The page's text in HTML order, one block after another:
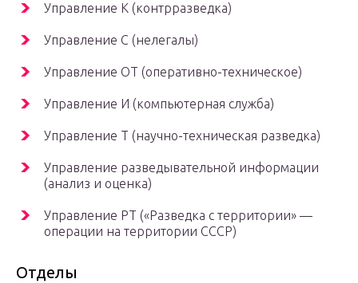
Управление К (контрразведка)
Управление С (нелегалы)
Управление ОТ (оперативно-техническое)
Управление И (компьютерная служба)
Управление Т (научно-техническая разведка)
Управление разведывательной информации
(анализ и оценка)
Управление РТ («Разведка с территории» —
операции на территории СССР)
Отделы